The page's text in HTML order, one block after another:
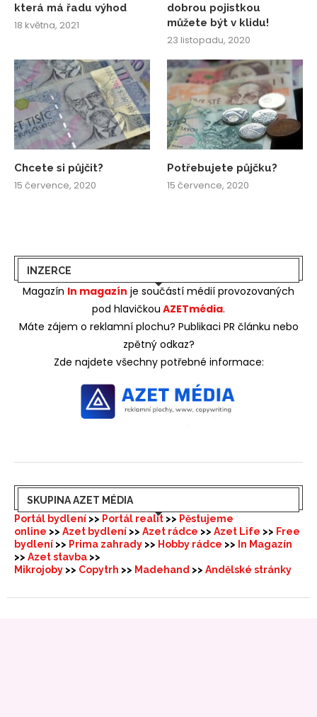
která má řadu výhod
18 května, 2021
dobrou pojistkou
můžete být v klidu!
23 listopadu, 2020
Chcete si půjčit?
15 července, 2020
Potřebujete půjčku?
15 července, 2020
SKUPINA AZET MÉDIA
Portál bydlení >> Portál realit >> Pěstujeme
online >> Azet bydlení >> Azet rádce >> Azet Life >> Free
bydlení >> Prima zahrady >> Hobby rádce >> In Magazín
>> Azet stavba >>
Mikrojoby >> Copytrh >> Madehand >> Andělské stránky
INZERCE
Magazín In magazín je součástí médií provozovaných
pod hlavičkou AZETmédia.
Máte zájem o reklamní plochu? Publikaci PR článku nebo
zpětný odkaz?
Zde najdete všechny potřebné informace: